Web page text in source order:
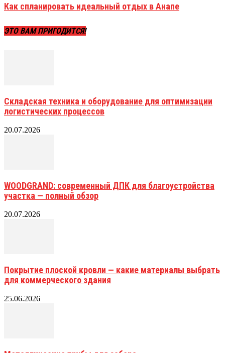
Как спланировать идеальный отдых в Анапе
ЭТО ВАМ ПРИГОДИТСЯ!
Складская техника и оборудование для оптимизации
логистических процессов
20.07.2026
WOODGRAND: современный ДПК для благоустройства
участка — полный обзор
20.07.2026
Покрытие плоской кровли — какие материалы выбрать
для коммерческого здания
25.06.2026